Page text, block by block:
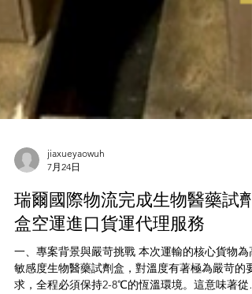
jiaxueyaowuh
7月24日